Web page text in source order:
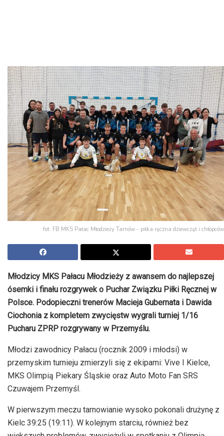
fot. FB MKS Pałac Młodzieży Tarnów - piłka ręczna dziewcząt i chłopców
Młodzicy MKS Pałacu Młodzieży z awansem do najlepszej
ósemki i finału rozgrywek o Puchar Związku Piłki Ręcznej w
Polsce. Podopieczni trenerów Macieja Gubernata i Dawida
Ciochonia z kompletem zwycięstw wygrali turniej 1/16
Pucharu ZPRP rozgrywany w Przemyślu.
Młodzi zawodnicy Pałacu (rocznik 2009 i młodsi) w
przemyskim turnieju zmierzyli się z ekipami: Vive I Kielce,
MKS Olimpią Piekary Śląskie oraz Auto Moto Fan SRS
Czuwajem Przemyśl.
W pierwszym meczu tarnowianie wysoko pokonali drużynę z
Kielc 39:25 (19:11). W kolejnym starciu, również bez